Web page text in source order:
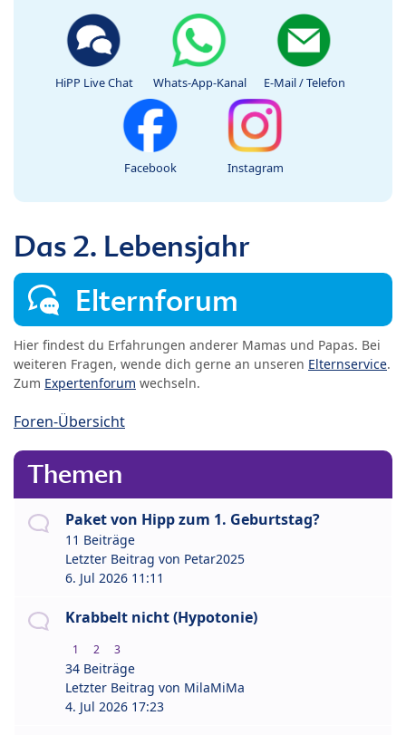
HiPP Live Chat Whats-App-Kanal E-Mail / Telefon
Facebook Instagram
Das 2. Lebensjahr
Elternforum
Hier findest du Erfahrungen anderer Mamas und Papas. Bei
weiteren Fragen, wende dich gerne an unseren Elternservice.
Zum Expertenforum wechseln.
Foren-Übersicht
Themen
Paket von Hipp zum 1. Geburtstag?
11 Beiträge
Letzter Beitrag von Petar2025
6. Jul 2026 11:11
Krabbelt nicht (Hypotonie)
1 2 3
34 Beiträge
Letzter Beitrag von MilaMiMa
4. Jul 2026 17:23